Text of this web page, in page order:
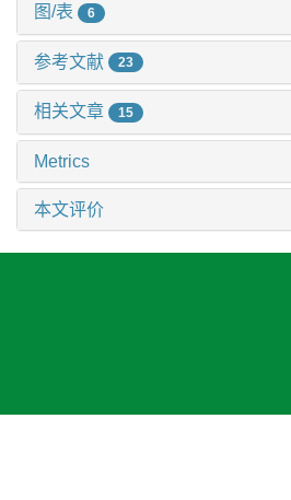
图/表 6
参考文献 23
相关文章 15
Metrics
本文评价